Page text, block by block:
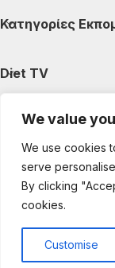
We value
We use cookies
serve
By clicking
cookies.
Customise
Κατηγορίες
Diet TV
Κατηγορίες
Ακολουθήστε
Copyright © 2025